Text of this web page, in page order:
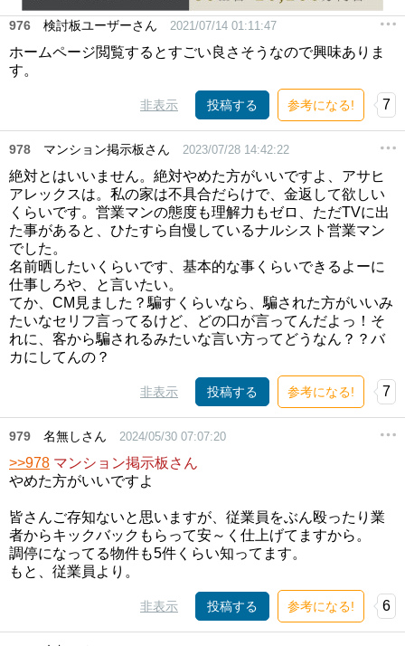
976 検討板ユーザーさん 2021/07/14 01:11:47
ホームページ閲覧するとすごい良さそうなので興味ありま
す。
非表示 投稿する 参考になる! 7
978 マンション掲示板さん 2023/07/28 14:42:22
絶対とはいいません。絶対やめた方がいいですよ、アサヒ
アレックスは。私の家は不具合だらけで、金返して欲しい
くらいです。営業マンの態度も理解力もゼロ、ただTVに出
た事があると、ひたすら自慢しているナルシスト営業マン
でした。
名前晒したいくらいです、基本的な事くらいできるよーに
仕事しろや、と言いたい。
てか、CM見ました？騙すくらいなら、騙された方がいいみ
たいなセリフ言ってるけど、どの口が言ってんだよっ！そ
れに、客から騙されるみたいな言い方ってどうなん？？バ
カにしてんの？
非表示 投稿する 参考になる! 7
979 名無しさん 2024/05/30 07:07:20
>>978 マンション掲示板さん
やめた方がいいですよ
皆さんご存知ないと思いますが、従業員をぶん殴ったり業
者からキックバックもらって安～く仕上げてますから。
調停になってる物件も5件くらい知ってます。
もと、従業員より。
非表示 投稿する 参考になる! 6